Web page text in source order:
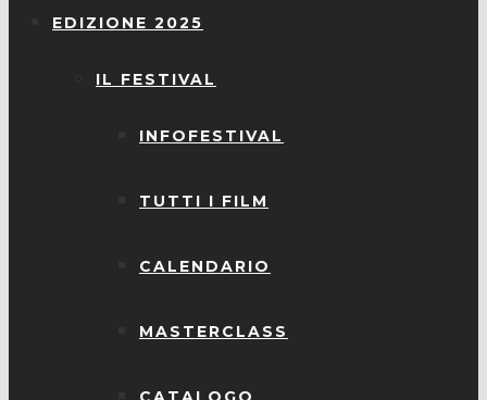
EDIZIONE 2025
IL FESTIVAL
INFOFESTIVAL
TUTTI I FILM
CALENDARIO
MASTERCLASS